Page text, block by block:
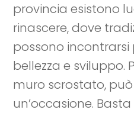
provincia esistono
rinascere, dove
possono incontrarsi
bellezza e sviluppo.
muro scrostato,
un’occasione.